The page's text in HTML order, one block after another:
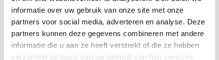
informatie over uw gebruik van onze site met onze
partners voor social media, adverteren en analyse. Deze
partners kunnen deze gegevens combineren met andere
informatie die u aan ze heeft verstrekt of die ze hebben
verzameld op basis van uw gebruik van hun services.
revalidatieziekenhuis in onze buurt, waar ook
een crèche en school zijn. Dat is uniek in
België; kinderen met allerhande pathologieën
worden hier ambulant opgevangen in kleine